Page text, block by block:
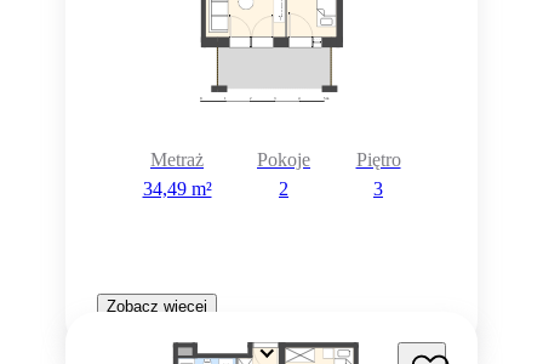
Metraż
34,49 m²
Pokoje
2
Piętro
3
Zobacz więcej